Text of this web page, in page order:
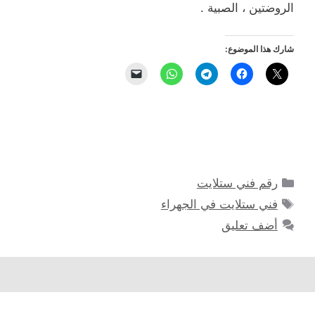
الروضتين ، الصبية .
شارك هذا الموضوع:
التصنيفات
رقم فني ستلايت
الوسوم
فني ستلايت في الجهراء
أضف تعليق